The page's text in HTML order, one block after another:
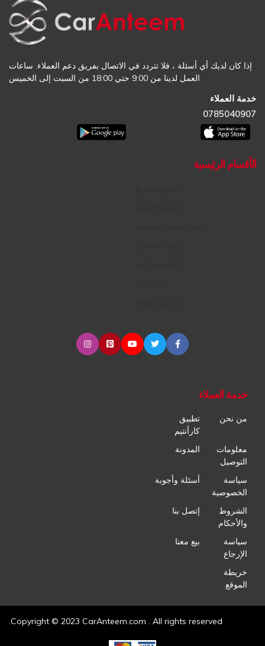
إذا كان لديك أي أسئلة ، فلا تتردد في الاتصال بفريق دعم العملاء. ساعات
العمل لدينا من 9:00 حتي 18:00 من السبت إلى الخميس
خدمة العملاء
0785040907
الأقسام الرئيسية
خدمة العملاء
من نحن
تطبيق
كارأنتيم
معلومات
التوصيل
المدونة
سياسة
الخصوصية
أسئلة وأجوبة
الشروط
والأحكام
إتصل بنا
سياسة
الإرجاع
بيع معنا
خريطة
الموقع
Copyright © 2023 CarAnteem.com . All rights reserved.